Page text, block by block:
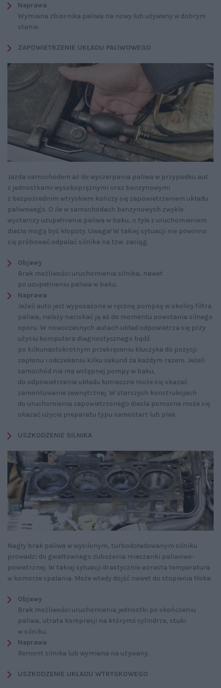
Naprawa
Wymiana zbiornika paliwa na nowy lub używany w dobrym
stanie.
ZAPOWIETRZENIE UKŁADU PALIWOWEGO
Jazda samochodem aż do wyczerpania paliwa w przypadku aut
z jednostkami wysokoprężnymi oraz benzynowymi
z bezpośrednim wtryskiem kończy się zapowietrzeniem układu
paliwowego. O ile w samochodach benzynowych zwykle
wystarczy uzupełnienie paliwa w baku, o tyle z uruchomieniem
diesla mogą być kłopoty. Uwaga! W takiej sytuacji nie powinno
się próbować odpalać silnika na tzw. zaciąg.
Objawy
Brak możliwości uruchomienia silnika, nawet
po uzupełnieniu paliwa w baku.
Naprawa
Jeżeli auto jest wyposażone w ręczną pompkę w okolicy filtra
paliwa, należy naciskać ją aż do momentu powstania silnego
oporu. W nowoczesnych autach układ odpowietrza się przy
użyciu komputera diagnostycznego bądź
po kilkunastokrotnym przekręceniu kluczyka do pozycji
zapłonu i odczekaniu kilku sekund za każdym razem. Jeżeli
samochód nie ma wstępnej pompy w baku,
do odpowietrzenia układu konieczne może się okazać
zamontowanie zewnętrznej. W starszych konstrukcjach
do uruchomienia zapowietrzonego diesla pomocne może się
okazać użycie preparatu typu samostart lub plak.
USZKODZENIE SILNIKA
Nagły brak paliwa w wysilonym, turbodoładowanym silniku
prowadzi do gwałtownego zubożenia mieszanki paliwowo-
powietrznej. W takiej sytuacji drastycznie wzrasta temperatura
w komorze spalania. Może wtedy dojść nawet do stopienia tłoka.
Objawy
Brak możliwości uruchomienia jednostki po skończeniu
paliwa, utrata kompresji na którymś cylindrze, stuki
w silniku.
Naprawa
Remont silnika lub wymiana na używany.
USZKODZENIE UKŁADU WTRYSKOWEGO